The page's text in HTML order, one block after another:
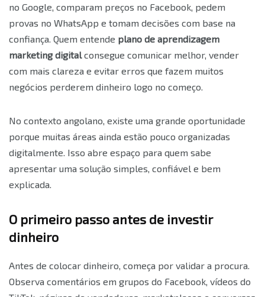
no Google, comparam preços no Facebook, pedem
provas no WhatsApp e tomam decisões com base na
confiança. Quem entende plano de aprendizagem
marketing digital consegue comunicar melhor, vender
com mais clareza e evitar erros que fazem muitos
negócios perderem dinheiro logo no começo.
No contexto angolano, existe uma grande oportunidade
porque muitas áreas ainda estão pouco organizadas
digitalmente. Isso abre espaço para quem sabe
apresentar uma solução simples, confiável e bem
explicada.
O primeiro passo antes de investir
dinheiro
Antes de colocar dinheiro, começa por validar a procura.
Observa comentários em grupos do Facebook, vídeos do